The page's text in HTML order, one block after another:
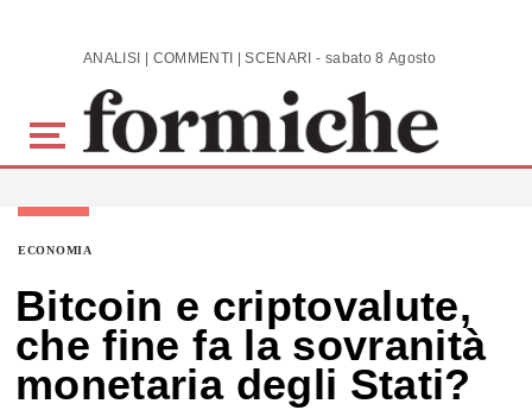
Skip to main content ANALISI | COMMENTI | SCENARI - sabato 8 Agosto 2026
ECONOMIA
Bitcoin e criptovalute,
che fine fa la sovranità
monetaria degli Stati?